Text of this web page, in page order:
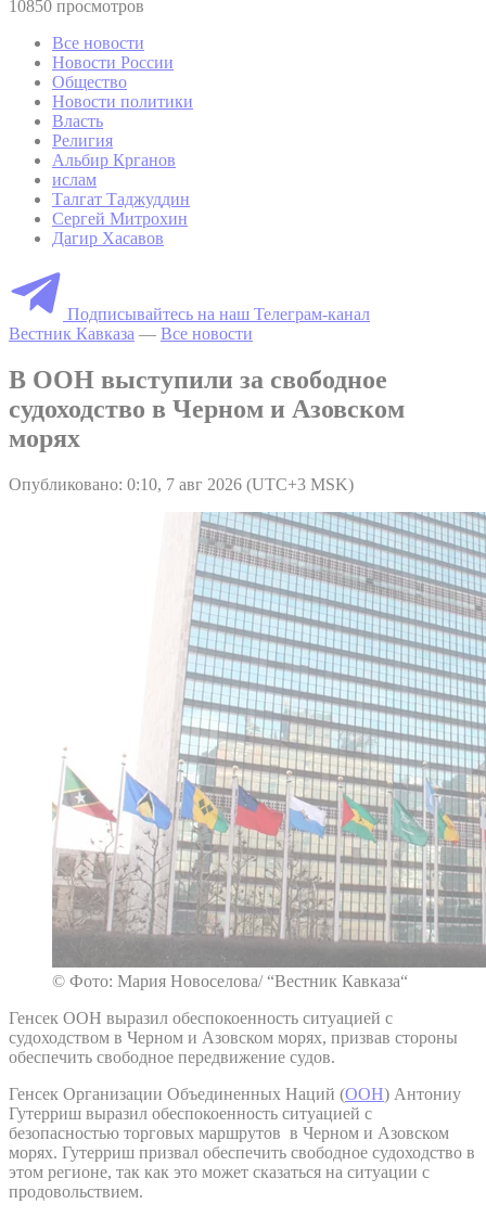
10850 просмотров
Все новости
Новости России
Общество
Новости политики
Власть
Религия
Альбир Крганов
ислам
Талгат Таджуддин
Сергей Митрохин
Дагир Хасавов
Подписывайтесь на наш Телеграм-канал
Вестник Кавказа — Все новости
В ООН выступили за свободное
судоходство в Черном и Азовском
морях
Опубликовано: 0:10, 7 авг 2026 (UTC+3 MSK)
© Фото: Мария Новоселова/ “Вестник Кавказа“
Генсек ООН выразил обеспокоенность ситуацией с
судоходством в Черном и Азовском морях, призвав стороны
обеспечить свободное передвижение судов.
Генсек Организации Объединенных Наций (ООН) Антониу
Гутерриш выразил обеспокоенность ситуацией с
безопасностью торговых маршрутов в Черном и Азовском
морях. Гутерриш призвал обеспечить свободное судоходство в
этом регионе, так как это может сказаться на ситуации с
продовольствием.